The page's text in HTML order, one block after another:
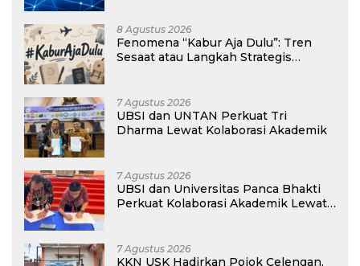
8 Agustus 2026
Fenomena “Kabur Aja Dulu”: Tren
Sesaat atau Langkah Strategis
7 Agustus 2026
UBSI dan UNTAN Perkuat Tri
Dharma Lewat Kolaborasi Akademik
7 Agustus 2026
UBSI dan Universitas Panca Bhakti
Perkuat Kolaborasi Akademik Lewat
7 Agustus 2026
KKN USK Hadirkan Pojok Celengan,